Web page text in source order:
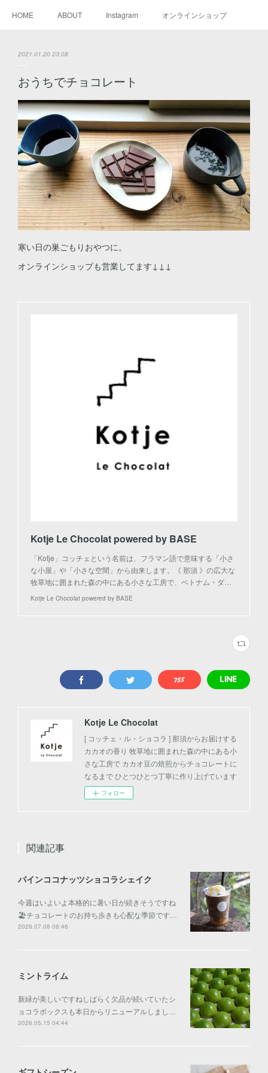
HOME ABOUT Instagram オンラインショップ
2021.01.20 23:08
おうちでチョコレート
寒い日の巣ごもりおやつに。
オンラインショップも営業してます↓↓↓
Kotje Le Chocolat powered by BASE
「Kotje」コッチェという名前は、フラマン語で意味する「小さ
な小屋」や「小さな空間」から由来します。《 那須 》の広大な
牧草地に囲まれた森の中にある小さな工房で、ベトナム・ダ…
Kotje Le Chocolat powered by BASE
Kotje Le Chocolat
[ コッチェ・ル・ショコラ ] 那須からお届けする
カカオの香り 牧草地に囲まれた森の中にある小
さな工房で カカオ豆の焙煎からチョコレートに
なるまで ひとつひとつ丁寧に作り上げています
フォロー
関連記事
パインココナッツショコラシェイク
今週はいよいよ本格的に暑い日が続きそうですね
🏖️チョコレートのお持ち歩きも心配な季節です…
2026.07.08 06:46
ミントライム
新緑が美しいですねしばらく欠品が続いていたシ
ョコラボックスも本日からリニューアルしまし…
2026.05.15 04:44